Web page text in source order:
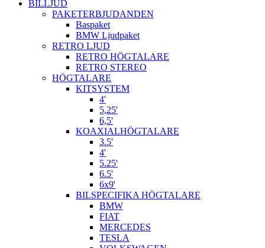
BILLJUD
PAKETERBJUDANDEN
Baspaket
BMW Ljudpaket
RETRO LJUD
RETRO HÖGTALARE
RETRO STEREO
HÖGTALARE
KITSYSTEM
4'
5,25'
6,5'
KOAXIALHÖGTALARE
3.5'
4'
5.25'
6.5'
6x9'
BILSPECIFIKA HÖGTALARE
BMW
FIAT
MERCEDES
TESLA